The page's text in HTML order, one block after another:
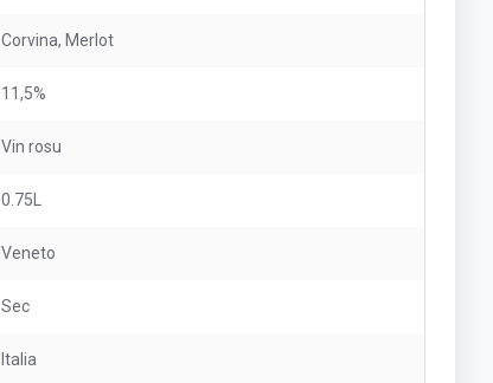
Corvina, Merlot
11,5%
Vin rosu
0.75L
Veneto
Sec
Italia